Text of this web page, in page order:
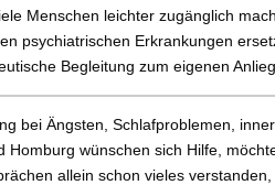
Menschen leichter zugänglich
psychiatrischen Erkrankungen
Begleitung zum eigenen
bei Ängsten, Schlafproblemen,
wünschen sich Hilfe,
allein schon vieles